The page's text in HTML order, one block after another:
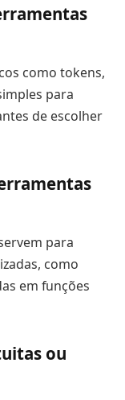
como tokens,
para
de escolher
para
como
em funções
ou